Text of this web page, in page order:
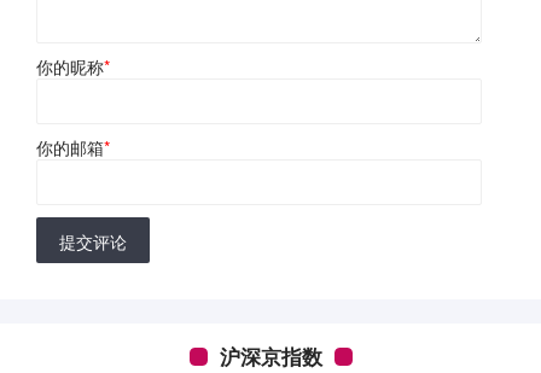
你的昵称*
你的邮箱*
提交评论
沪深京指数